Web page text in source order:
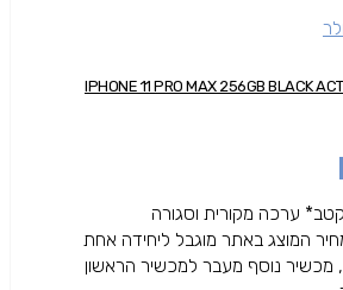
ערכה מקורית וסגורה
המוצג באתר מוגבל ליחידה אחת
מכשיר נוסף מעבר למכשיר הראשון